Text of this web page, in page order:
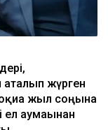
жүрген
жыл соңына
аумағынан